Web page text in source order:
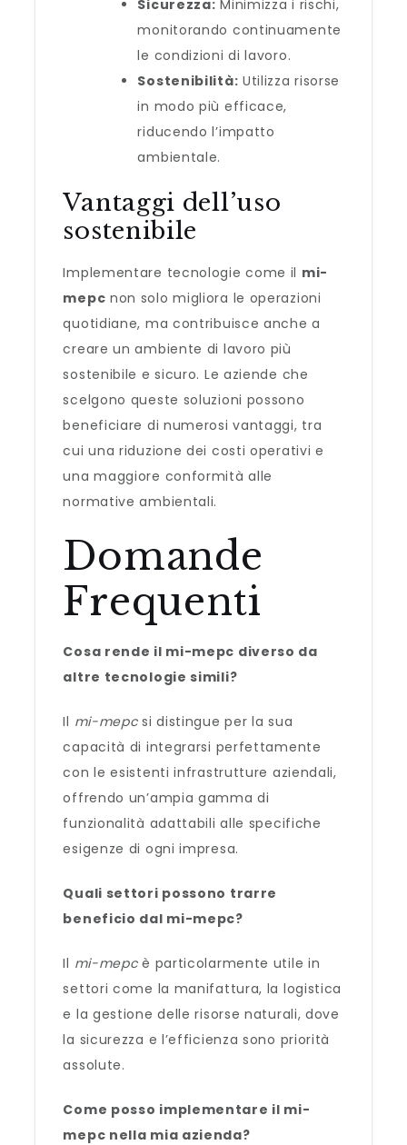
Sicurezza: Minimizza i rischi,
monitorando continuamente
le condizioni di lavoro.
Sostenibilità: Utilizza risorse
in modo più efficace,
riducendo l’impatto
ambientale.
Vantaggi dell’uso
sostenibile
Implementare tecnologie come il mi-
mepc non solo migliora le operazioni
quotidiane, ma contribuisce anche a
creare un ambiente di lavoro più
sostenibile e sicuro. Le aziende che
scelgono queste soluzioni possono
beneficiare di numerosi vantaggi, tra
cui una riduzione dei costi operativi e
una maggiore conformità alle
normative ambientali.
Domande
Frequenti
Cosa rende il mi-mepc diverso da
altre tecnologie simili?
Il mi-mepcsi distingue per la sua
capacità di integrarsi perfettamente
con le esistenti infrastrutture aziendali,
offrendo un’ampia gamma di
funzionalità adattabili alle specifiche
esigenze di ogni impresa.
Quali settori possono trarre
beneficio dal mi-mepc?
Il mi-mepcè particolarmente utile in
settori come la manifattura, la logistica
e la gestione delle risorse naturali, dove
la sicurezza e l’efficienza sono priorità
assolute.
Come posso implementare il mi-
mepc nella mia azienda?